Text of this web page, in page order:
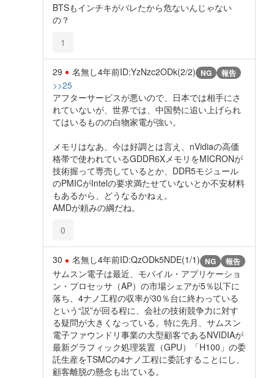
BTSもインチキがバレたから危ないんじゃない
の？
1
29 名無し4年前ID:YzNzc2ODk(2/2) NG 報告
>>25
アフターサービスが悪いので、日本では相手にさ
れていないが、世界では、中国勢に追い上げられ
てはいるものの白物家電が強い。
メモリはなあ、今は好調とは言え、nVidiaの高価
格帯で使われているGDDR6XメモリをMICRONが
技術握って専売しているとか、DDR5モジュール
のPMICがIntelの要求満たせていないとか不安材料
もあるから、どうなるかねぇ。
AMDが頼みの綱だね。
0
30 名無し4年前ID:QzODk5NDE(1/1) NG 報告
サムスン電子は最近、モバイル・アプリケーショ
ン・プロセッサ（AP）の市場シェアが5％以下に
落ち、4ナノ工程の収率が30％台に終わっている
という“説”が回る程に、会社の技術競争力に対す
る疑問が大きくなっている。特に先月、サムスン
電子ファウンドリ事業の大型顧客であるNVIDIAが
最新グラフィック処理装置（GPU）「H100」の委
託生産をTSMCの4ナノ工程に委託することにし、
顧客離脱の懸念も出ている。